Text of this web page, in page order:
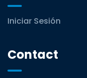
Iniciar Sesión
Contact